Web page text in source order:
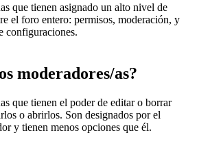
que tienen asignado un alto nivel de
el foro entero: permisos, moderación, y
configuraciones.
moderadores/as?
que tienen el poder de editar o borrar
o abrirlos. Son designados por el
y tienen menos opciones que él.